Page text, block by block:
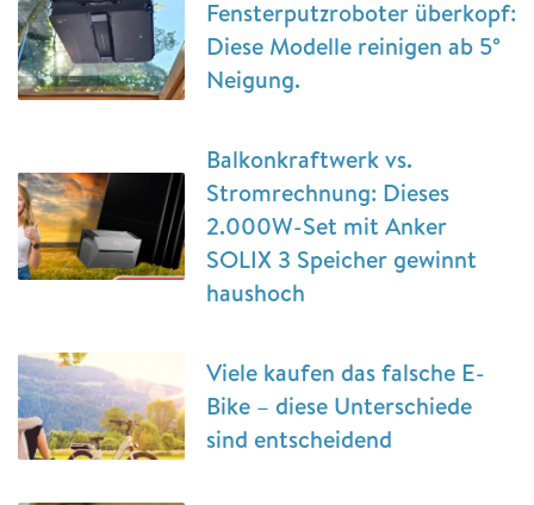
Fensterputzroboter überkopf:
Diese Modelle reinigen ab 5°
Neigung.
Balkonkraftwerk vs.
Stromrechnung: Dieses
2.000W-Set mit Anker
SOLIX 3 Speicher gewinnt
haushoch
Viele kaufen das falsche E-
Bike – diese Unterschiede
sind entscheidend